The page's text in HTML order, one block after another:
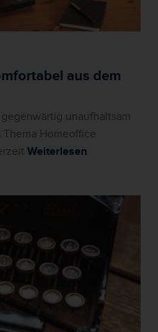
aus dem
unaufhaltsam
Homeoffice
Weiterlesen